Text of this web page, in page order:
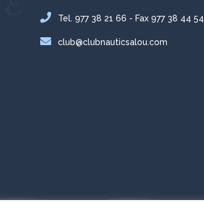
Tel. 977 38 21 66 - Fax 977 38 44 54
club@clubnauticsalou.com